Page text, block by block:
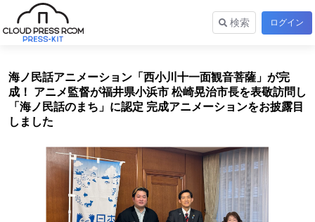
検索 ログイン
海ノ民話アニメーション「西小川十一面観音菩薩」が完
成！ アニメ監督が福井県小浜市 松崎晃治市長を表敬訪問し
「海ノ民話のまち」に認定 完成アニメーションをお披露目
しました